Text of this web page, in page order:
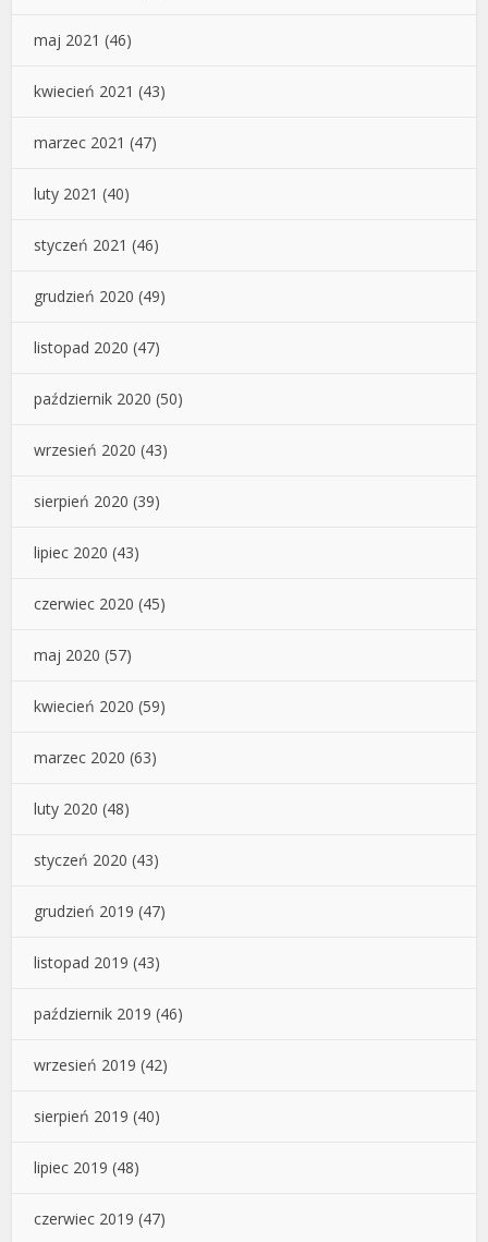
maj 2021 (46)
kwiecień 2021 (43)
marzec 2021 (47)
luty 2021 (40)
styczeń 2021 (46)
grudzień 2020 (49)
listopad 2020 (47)
październik 2020 (50)
wrzesień 2020 (43)
sierpień 2020 (39)
lipiec 2020 (43)
czerwiec 2020 (45)
maj 2020 (57)
kwiecień 2020 (59)
marzec 2020 (63)
luty 2020 (48)
styczeń 2020 (43)
grudzień 2019 (47)
listopad 2019 (43)
październik 2019 (46)
wrzesień 2019 (42)
sierpień 2019 (40)
lipiec 2019 (48)
czerwiec 2019 (47)